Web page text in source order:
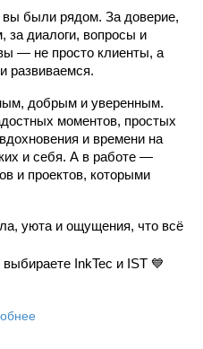
вы были рядом. За доверие,
за диалоги, вопросы и
— не просто клиенты, а
развиваемся.
добрым и уверенным.
моментов, простых
и времени на
и себя. А в работе —
и проектов, которыми
уюта и ощущения, что всё
InkTec и IST 💙